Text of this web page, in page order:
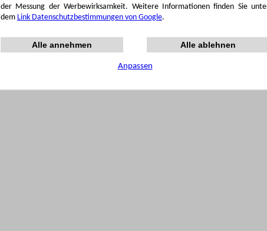
der Messung der Werbewirksamkeit. Weitere Informationen finden Sie
dem Link Datenschutzbestimmungen von Google.
Alle annehmen Alle ablehnen
Anpassen